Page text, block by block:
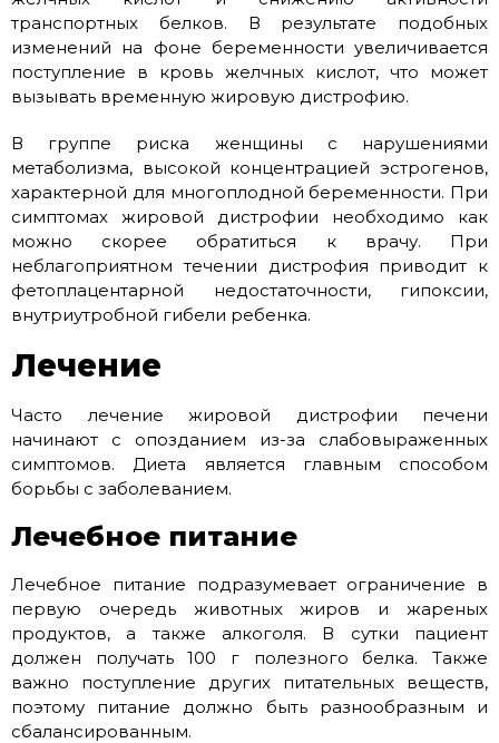
транспортных белков. В результате подобных
изменений на фоне беременности увеличивается
поступление в кровь желчных кислот, что может
вызывать временную жировую дистрофию.
В группе риска женщины с нарушениями
метаболизма, высокой концентрацией эстрогенов,
характерной для многоплодной беременности. При
симптомах жировой дистрофии необходимо как
можно скорее обратиться к врачу. При
неблагоприятном течении дистрофия приводит к
фетоплацентарной недостаточности, гипоксии,
внутриутробной гибели ребенка.
Лечение
Часто лечение жировой дистрофии печени
начинают с опозданием из-за слабовыраженных
симптомов. Диета является главным способом
борьбы с заболеванием.
Лечебное питание
Лечебное питание подразумевает ограничение в
первую очередь животных жиров и жареных
продуктов, а также алкоголя. В сутки пациент
должен получать 100 г полезного белка. Также
важно поступление других питательных веществ,
поэтому питание должно быть разнообразным и
сбалансированным.